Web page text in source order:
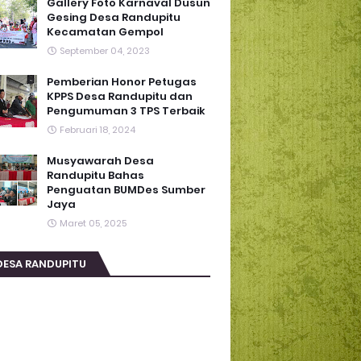
Gesing Desa Randupitu
Kecamatan Gempol
September 04, 2023
Pemberian Honor Petugas
KPPS Desa Randupitu dan
Pengumuman 3 TPS Terbaik
Februari 18, 2024
Musyawarah Desa
Randupitu Bahas
Penguatan BUMDes Sumber
Jaya
Maret 05, 2025
RANDUPITU